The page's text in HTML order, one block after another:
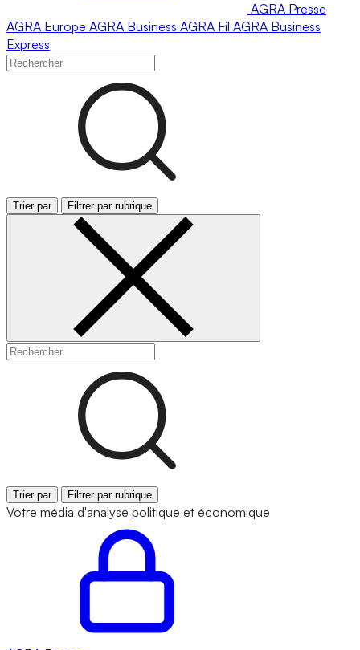
AGRA Presse
AGRA Europe AGRA Business AGRA Fil AGRA Business
Express
Trier par Filtrer par rubrique
Trier par Filtrer par rubrique
Votre média d'analyse politique et économique